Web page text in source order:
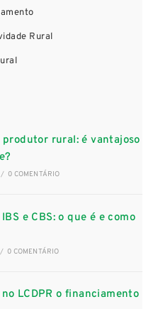
Rural
produtor rural: é vantajoso
/ 0 COMENTÁRIO
e CBS: o que é e como
/ 0 COMENTÁRIO
LCDPR o financiamento